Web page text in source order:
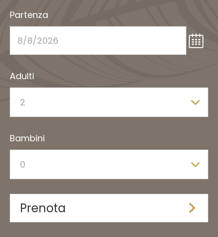
Partenza
Adulti
Bambini
Prenota